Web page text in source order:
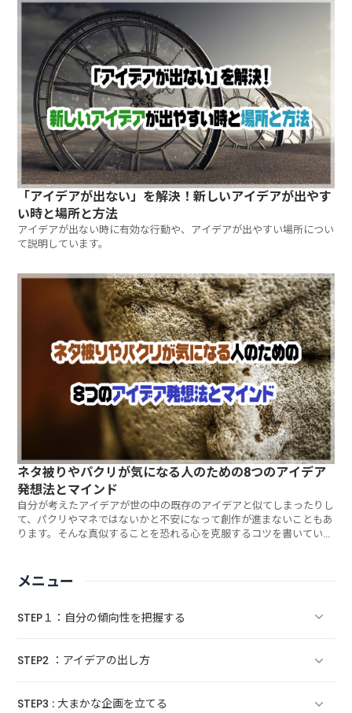
「アイデアが出ない」を解決！新しいアイデアが出やす
い時と場所と方法
アイデアが出ない時に有効な行動や、アイデアが出やすい場所につい
て説明しています。
ネタ被りやパクリが気になる人のための8つのアイデア
発想法とマインド
自分が考えたアイデアが世の中の既存のアイデアと似てしまったりし
て、パクリやマネではないかと不安になって創作が進まないこともあ
ります。そんな真似することを恐れる心を克服するコツを書いていま
メニュー
STEP１：自分の傾向性を把握する
自分の創作における強みや好みを見つけるための8つの質問
自分の感性を知り、漫画・物語の創作力を高める3つのステッ
STEP2 ：アイデアの出し方
驚くほど効果的な「ネタ帳」の習慣とは？
STEP3 : 大まかな企画を立てる